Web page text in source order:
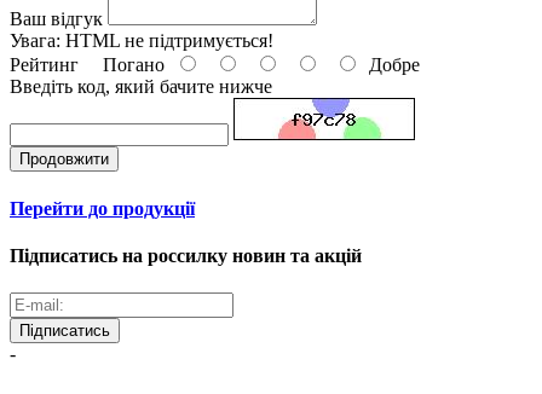
Ваш відгук
Увага: HTML не підтримується!
Рейтинг Погано
Добре
Введіть код, який бачите нижче
Продовжити
Перейти до продукції
Підписатись на россилку новин та акцій
Підписатись
-